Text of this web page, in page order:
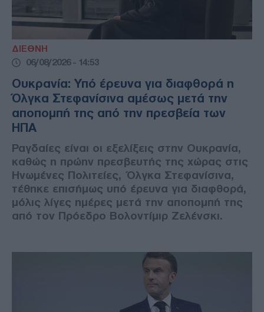
ΔΙΕΘΝΗ
06/08/2026 - 14:53
Ουκρανία: Υπό έρευνα για διαφθορά η
Όλγκα Στεφανίσινα αμέσως μετά την
αποπομπή της από την πρεσβεία των
ΗΠΑ
Ραγδαίες είναι οι εξελίξεις στην Ουκρανία,
καθώς η πρώην πρεσβευτής της χώρας στις
Ηνωμένες Πολιτείες, Όλγκα Στεφανίσινα,
τέθηκε επισήμως υπό έρευνα για διαφθορά,
μόλις λίγες ημέρες μετά την αποπομπή της
από τον Πρόεδρο Βολοντίμιρ Ζελένσκι.